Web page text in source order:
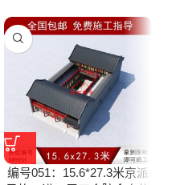
编号051：15.6*27.3米京派